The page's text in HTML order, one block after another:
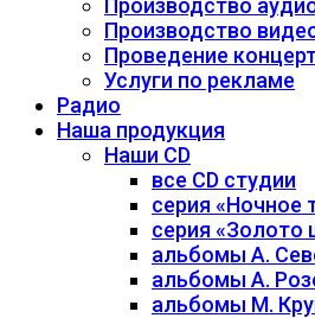
Производство
Производство
Проведение
Услуги по рекламе
Радио
Наша продукция
Наши CD
все CD студии
серия «Ночное
серия «Золото
альбомы А.
альбомы А.
альбомы М.